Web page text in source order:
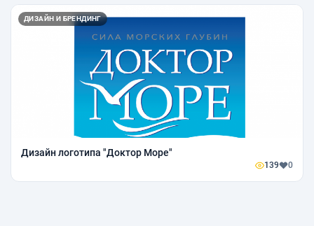
ДИЗАЙН И БРЕНДИНГ
Дизайн логотипа "Доктор Море"
139 0